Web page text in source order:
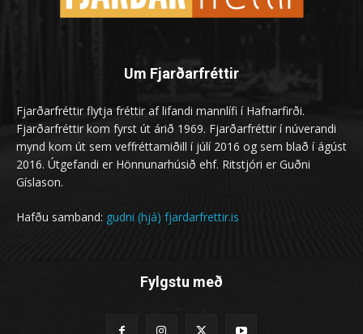
Um Fjarðarfréttir
Fjarðarfréttir flytja fréttir af lifandi mannlífi í Hafnarfirði.
Fjarðarfréttir kom fyrst út árið 1969. Fjarðarfréttir í núverandi
mynd kom út sem veffréttamiðill í júlí 2016 og sem blað í ágúst
2016. Útgefandi er Hönnunarhúsið ehf. Ritstjóri er Guðni
Gíslason.
Hafðu samband: gudni (hjá) fjardarfrettir.is
Fylgstu með